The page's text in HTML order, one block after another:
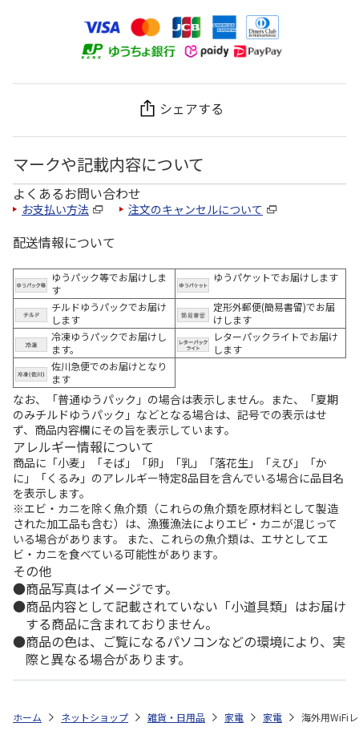
シェアする
マークや記載内容について
よくあるお問い合わせ
お支払い方法 注文のキャンセルについて
配送情報について
ゆうパック等でお届けしま
す
ゆうパケットでお届けします
チルドゆうパックでお届け
します
定形外郵便(簡易書留)でお届
けします
冷凍ゆうパックでお届けし
ます。
レターパックライトでお届け
します
佐川急便でのお届けとなり
ます
なお、「普通ゆうパック」の場合は表示しません。また、「夏期
のみチルドゆうパック」などとなる場合は、記号での表示はせ
ず、商品内容欄にその旨を表示しています。
アレルギー情報について
商品に「小麦」「そば」「卵」「乳」「落花生」「えび」「か
に」「くるみ」のアレルギー特定8品目を含んでいる場合に品目名
を表示します。
※エビ・カニを除く魚介類（これらの魚介類を原材料として製造
された加工品も含む）は、漁獲漁法によりエビ・カニが混じって
いる場合があります。 また、これらの魚介類は、エサとしてエ
ビ・カニを食べている可能性があります。
その他
商品写真はイメージです。
商品内容として記載されていない「小道具類」はお届け
する商品に含まれておりません。
商品の色は、ご覧になるパソコンなどの環境により、実
際と異なる場合があります。
ホーム ネットショップ 雑貨・日用品 家電 家電 海外用WiFi